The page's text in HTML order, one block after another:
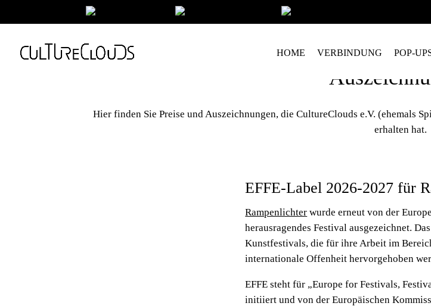
HOME VERBINDUNG POP-
Hier finden Sie Preise und Auszeichnungen, die CultureClouds e.V. (ehemals
erhalten hat.
EFFE-Label 2026-2027 für
Rampenlichter wurde erneut von der
herausragendes Festival ausgezeichnet.
Kunstfestivals, die für ihre Arbeit im
internationale Offenheit hervorgehoben
EFFE steht für „Europe for Festivals,
initiiert und von der Europäischen